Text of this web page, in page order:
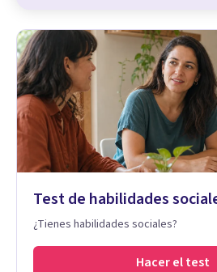
Test de habilidades
¿Tienes habilidades sociales?
Hacer el test